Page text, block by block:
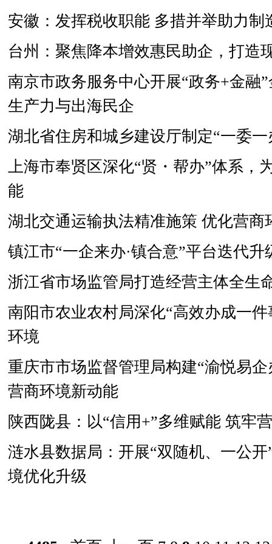
安徽：发挥税收职能 多措并举助力制
台州：聚焦降本增效惠民助企，打造
南京市政务服务中心开展“政务+金融
生产力与出海民企
湖北省住房和城乡建设厅制定“一委
上海市奉贤区深化“贤・帮办”体系，
能
湖北交通运输执法精准施策 优化营商
镇江市“一企来办·镇合意”平台迭代升
浙江省市场监管局打造经营主体全生
南阳市农业农村局深化“高效办成一
环境
重庆市市场监督管理局构建“渝悦易
营商环境新动能
陕西陇县：以“信用+”多维赋能 筑牢
涟水县数据局：开展“双随机、一公
境优化升级